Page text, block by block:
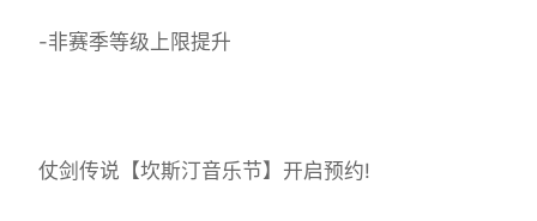
-非赛季等级上限提升
仗剑传说【坎斯汀音乐节】开启预约!